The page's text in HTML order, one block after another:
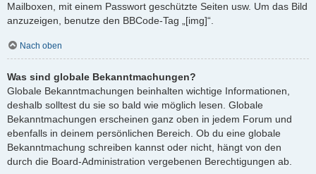
Mailboxen, mit einem Passwort geschützte Seiten usw. Um das Bild
anzuzeigen, benutze den BBCode-Tag „[img]“.
Nach oben
Was sind globale Bekanntmachungen?
Globale Bekanntmachungen beinhalten wichtige Informationen,
deshalb solltest du sie so bald wie möglich lesen. Globale
Bekanntmachungen erscheinen ganz oben in jedem Forum und
ebenfalls in deinem persönlichen Bereich. Ob du eine globale
Bekanntmachung schreiben kannst oder nicht, hängt von den
durch die Board-Administration vergebenen Berechtigungen ab.